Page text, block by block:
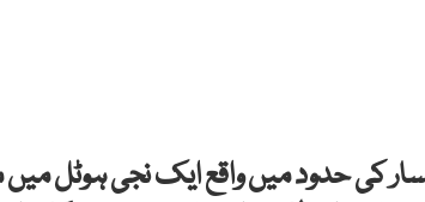
کی حدود میں واقع ایک نجی ہوٹل میں